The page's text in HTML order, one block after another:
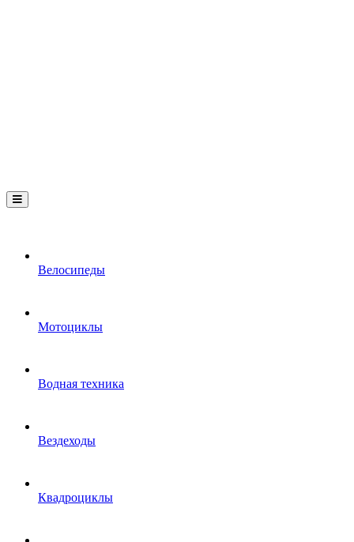
Велосипеды
Мотоциклы
Водная техника
Вездеходы
Квадроциклы